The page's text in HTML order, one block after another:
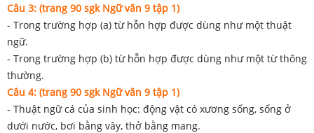
Câu 3: (trang 90 sgk Ngữ văn 9 tập 1)
- Trong trường hợp (a) từ hỗn hợp được dùng như một thuật
ngữ.
- Trong trường hợp (b) từ hỗn hợp được dùng như một từ thông
thường.
Câu 4: (trang 90 sgk Ngữ văn 9 tập 1)
- Thuật ngữ cá của sinh học: động vật có xương sống, sống ở
dưới nước, bơi bằng vây, thở bằng mang.